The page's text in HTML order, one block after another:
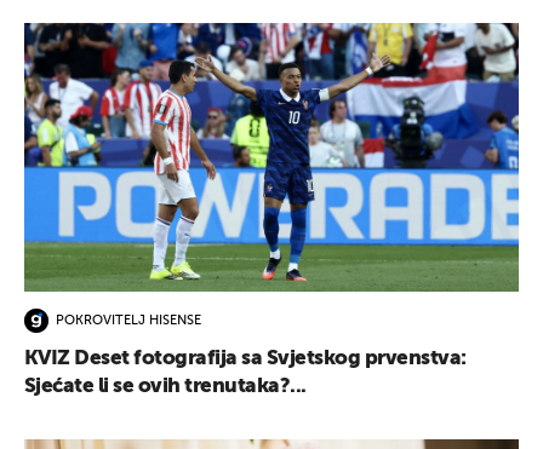
POKROVITELJ HISENSE
KVIZ Deset fotografija sa Svjetskog prvenstva:
Sjećate li se ovih trenutaka?...